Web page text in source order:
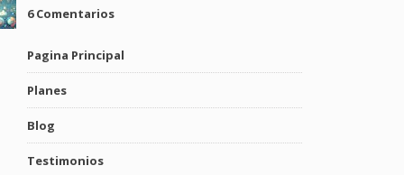
6 Comentarios
Pagina Principal
Planes
Blog
Testimonios